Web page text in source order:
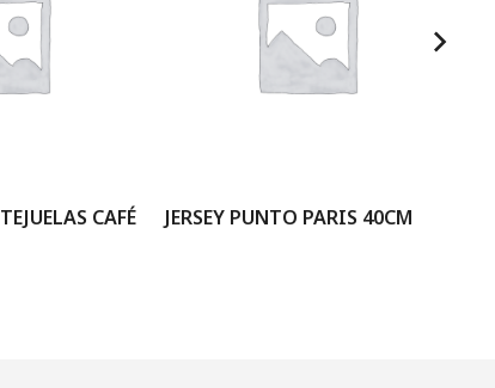
CAFÉ
JERSEY PUNTO PARIS 40CM